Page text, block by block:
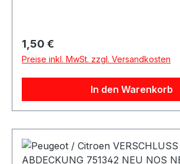
Regulärer Preis:
1,50 €
Preise inkl. MwSt. zzgl. Versandkosten
In den Warenkorb